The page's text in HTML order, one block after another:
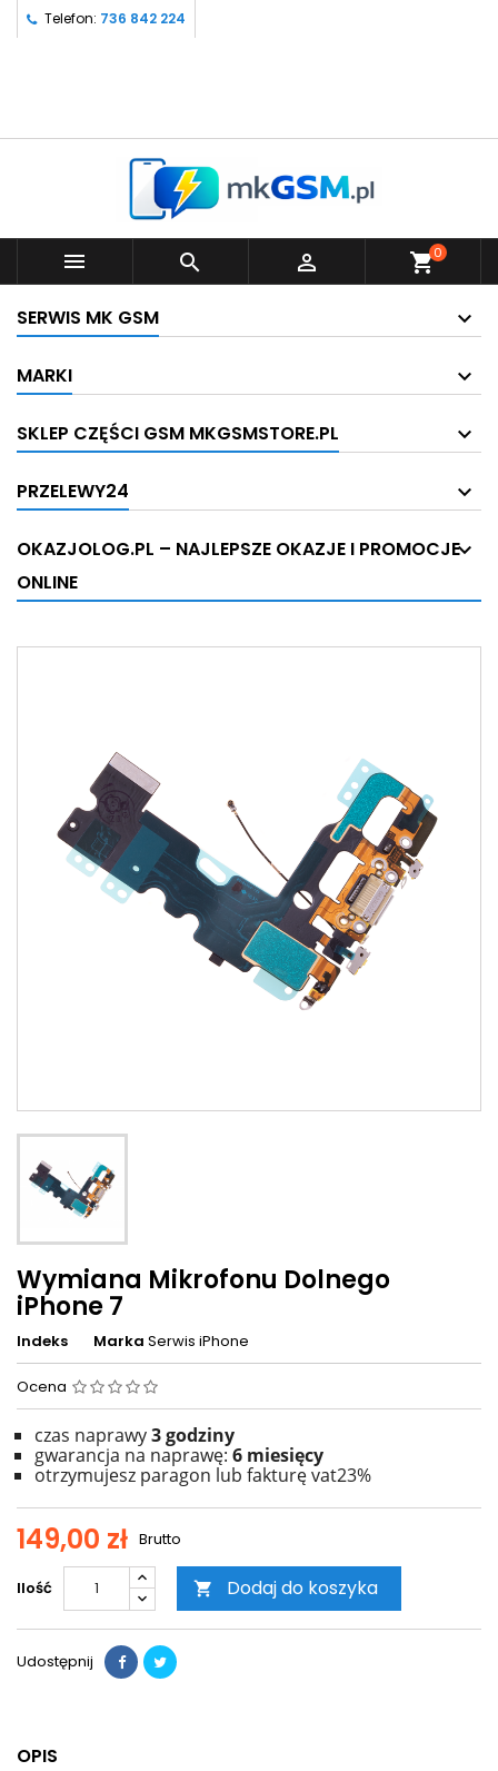
Telefon: 736 842 224
   shopping_cart0
SERWIS MK GSM
MARKI
SKLEP CZĘŚCI GSM MKGSMSTORE.PL
PRZELEWY24
OKAZJOLOG.PL – NAJLEPSZE OKAZJE I PROMOCJE
ONLINE
Wymiana Mikrofonu Dolnego
iPhone 7
Indeks Marka Serwis iPhone
Ocena
czas naprawy3 godziny
gwarancja na naprawę: 6 miesięcy
otrzymujesz paragon lub fakturę vat23%
149,00 zł Brutto
Ilość  Dodaj do koszyka
Udostępnij
OPIS